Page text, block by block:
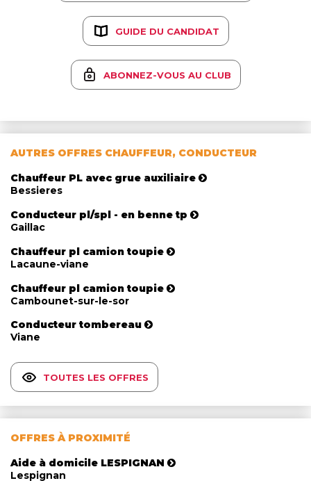
GUIDE DU CANDIDAT
ABONNEZ-VOUS AU CLUB
AUTRES OFFRES CHAUFFEUR, CONDUCTEUR
Chauffeur PL avec grue auxiliaire
Bessieres
Conducteur pl/spl - en benne tp
Gaillac
Chauffeur pl camion toupie
Lacaune-viane
Chauffeur pl camion toupie
Cambounet-sur-le-sor
Conducteur tombereau
Viane
TOUTES LES OFFRES
OFFRES À PROXIMITÉ
Aide à domicile LESPIGNAN
Lespignan